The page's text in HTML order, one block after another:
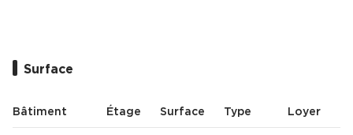
Surface
Bâtiment Étage Surface Type Loyer